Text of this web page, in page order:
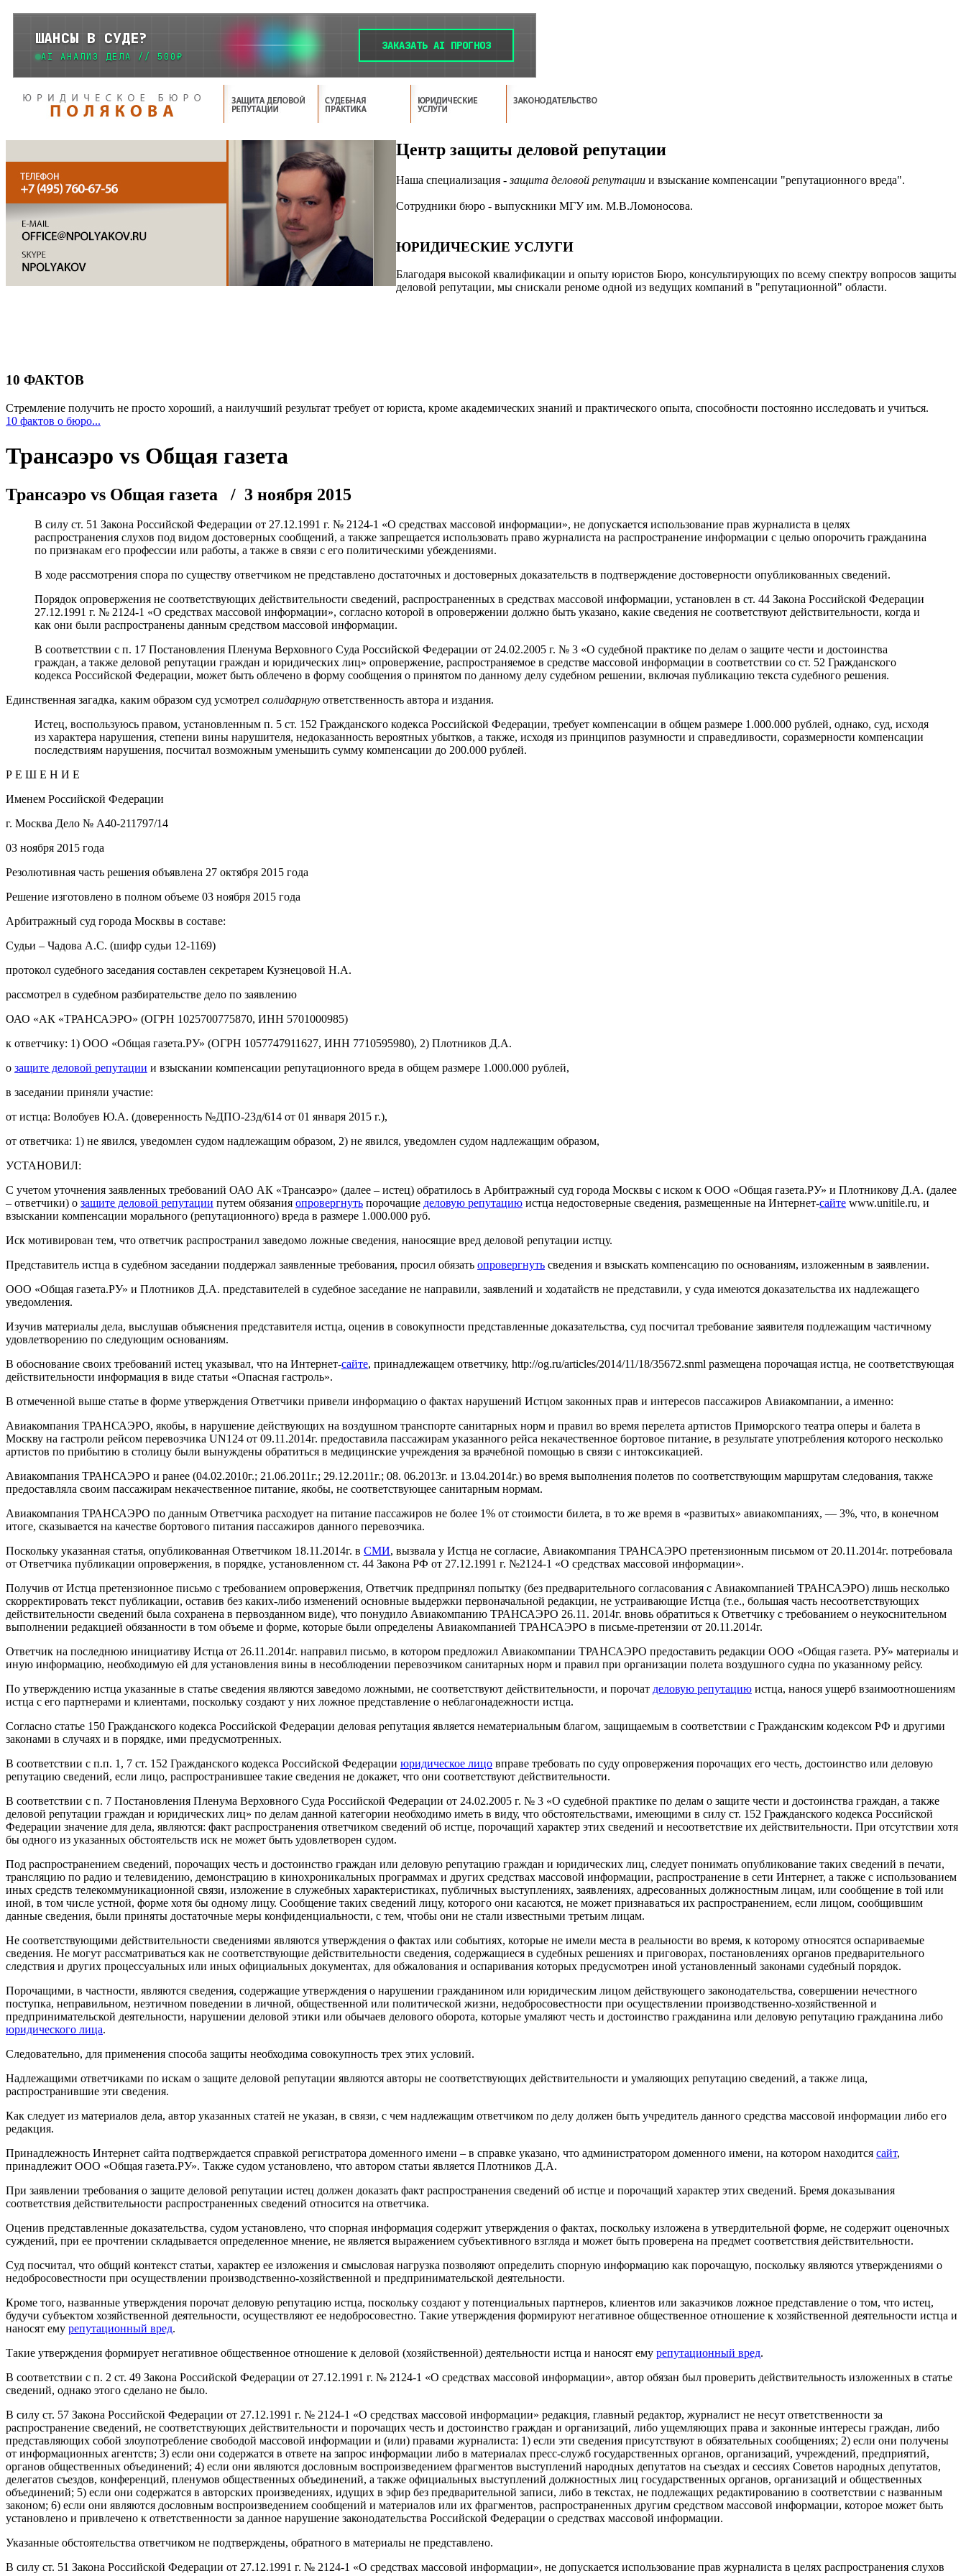
Центр защиты деловой репутации
Наша специализация -защита деловой репутации и взыскание компенсации "репутационного вреда".
Сотрудники бюро - выпускники МГУ им. М.В.Ломоносова.
ЮРИДИЧЕСКИЕ УСЛУГИ
Благодаря высокой квалификации и опыту юристов Бюро, консультирующих по всему спектру вопросов защиты
деловой репутации, мы снискали реноме одной из ведущих компаний в "репутационной" области.
10 ФАКТОВ
Стремление получить не просто хороший, а наилучший результат требует от юриста, кроме академических знаний и практического опыта, способности постоянно исследовать и учиться.
10 фактов о бюро...
Трансаэро vs Общая газета
Трансаэро vs Общая газета / 3 ноября 2015
В силу ст. 51 Закона Российской Федерации от 27.12.1991 г. № 2124-1 «О средствах массовой информации», не допускается использование прав журналиста в целях
распространения слухов под видом достоверных сообщений, а также запрещается использовать право журналиста на распространение информации с целью опорочить гражданина
по признакам его профессии или работы, а также в связи с его политическими убеждениями.
В ходе рассмотрения спора по существу ответчиком не представлено достаточных и достоверных доказательств в подтверждение достоверности опубликованных сведений.
Порядок опровержения не соответствующих действительности сведений, распространенных в средствах массовой информации, установлен в ст. 44 Закона Российской Федерации
27.12.1991 г. № 2124-1 «О средствах массовой информации», согласно которой в опровержении должно быть указано, какие сведения не соответствуют действительности, когда и
как они были распространены данным средством массовой информации.
В соответствии с п. 17 Постановления Пленума Верховного Суда Российской Федерации от 24.02.2005 г. № 3 «О судебной практике по делам о защите чести и достоинства
граждан, а также деловой репутации граждан и юридических лиц» опровержение, распространяемое в средстве массовой информации в соответствии со ст. 52 Гражданского
кодекса Российской Федерации, может быть облечено в форму сообщения о принятом по данному делу судебном решении, включая публикацию текста судебного решения.
Единственная загадка, каким образом суд усмотрел солидарную ответственность автора и издания.
Истец, воспользуюсь правом, установленным п. 5 ст. 152 Гражданского кодекса Российской Федерации, требует компенсации в общем размере 1.000.000 рублей, однако, суд, исходя
из характера нарушения, степени вины нарушителя, недоказанность вероятных убытков, а также, исходя из принципов разумности и справедливости, соразмерности компенсации
последствиям нарушения, посчитал возможным уменьшить сумму компенсации до 200.000 рублей.
Р Е Ш Е Н И Е
Именем Российской Федерации
г. Москва Дело № А40-211797/14
03 ноября 2015 года
Резолютивная часть решения объявлена 27 октября 2015 года
Решение изготовлено в полном объеме 03 ноября 2015 года
Арбитражный суд города Москвы в составе:
Судьи – Чадова А.С. (шифр судьи 12-1169)
протокол судебного заседания составлен секретарем Кузнецовой Н.А.
рассмотрел в судебном разбирательстве дело по заявлению
ОАО «АК «ТРАНСАЭРО» (ОГРН 1025700775870, ИНН 5701000985)
к ответчику: 1) ООО «Общая газета.РУ» (ОГРН 1057747911627, ИНН 7710595980), 2) Плотников Д.А.
о защите деловой репутации и взыскании компенсации репутационного вреда в общем размере 1.000.000 рублей,
в заседании приняли участие:
от истца: Волобуев Ю.А. (доверенность №ДПО-23д/614 от 01 января 2015 г.),
от ответчика: 1) не явился, уведомлен судом надлежащим образом, 2) не явился, уведомлен судом надлежащим образом,
УСТАНОВИЛ:
С учетом уточнения заявленных требований ОАО АК «Трансаэро» (далее – истец) обратилось в Арбитражный суд города Москвы с иском к ООО «Общая газета.РУ» и Плотникову Д.А. (далее
– ответчики) о защите деловой репутации путем обязания опровергнуть порочащие деловую репутацию истца недостоверные сведения, размещенные на Интернет-сайте www.unitile.ru, и
взыскании компенсации морального (репутационного) вреда в размере 1.000.000 руб.
Иск мотивирован тем, что ответчик распространил заведомо ложные сведения, наносящие вред деловой репутации истцу.
Представитель истца в судебном заседании поддержал заявленные требования, просил обязать опровергнуть сведения и взыскать компенсацию по основаниям, изложенным в заявлении.
ООО «Общая газета.РУ» и Плотников Д.А. представителей в судебное заседание не направили, заявлений и ходатайств не представили, у суда имеются доказательства их надлежащего
уведомления.
Изучив материалы дела, выслушав объяснения представителя истца, оценив в совокупности представленные доказательства, суд посчитал требование заявителя подлежащим частичному
удовлетворению по следующим основаниям.
В обоснование своих требований истец указывал, что на Интернет-сайте, принадлежащем ответчику, http://og.ru/articles/2014/11/18/35672.snml размещена порочащая истца, не соответствующая
действительности информация в виде статьи «Опасная гастроль».
В отмеченной выше статье в форме утверждения Ответчики привели информацию о фактах нарушений Истцом законных прав и интересов пассажиров Авиакомпании, а именно:
Авиакомпания ТРАНСАЭРО, якобы, в нарушение действующих на воздушном транспорте санитарных норм и правил во время перелета артистов Приморского театра оперы и балета в
Москву на гастроли рейсом перевозчика UN124 от 09.11.2014г. предоставила пассажирам указанного рейса некачественное бортовое питание, в результате употребления которого несколько
артистов по прибытию в столицу были вынуждены обратиться в медицинские учреждения за врачебной помощью в связи с интоксикацией.
Авиакомпания ТРАНСАЭРО и ранее (04.02.2010г.; 21.0б.2011г.; 29.12.2011г.; 08. 06.2013г. и 13.04.2014г.) во время выполнения полетов по соответствующим маршрутам следования, также
предоставляла своим пассажирам некачественное питание, якобы, не соответствующее санитарным нормам.
Авиакомпания ТРАНСАЭРО по данным Ответчика расходует на питание пассажиров не более 1% от стоимости билета, в то же время в «развитых» авиакомпаниях, — 3%, что, в конечном
итоге, сказывается на качестве бортового питания пассажиров данного перевозчика.
Поскольку указанная статья, опубликованная Ответчиком 18.11.2014г. в СМИ, вызвала у Истца не согласие, Авиакомпания ТРАНСАЭРО претензионным письмом от 20.11.2014г. потребовала
от Ответчика публикации опровержения, в порядке, установленном ст. 44 Закона РФ от 27.12.1991 г. №2124-1 «О средствах массовой информации».
Получив от Истца претензионное письмо с требованием опровержения, Ответчик предпринял попытку (без предварительного согласования с Авиакомпанией ТРАНСАЭРО) лишь несколько
скорректировать текст публикации, оставив без каких-либо изменений основные выдержки первоначальной редакции, не устраивающие Истца (т.е., большая часть несоответствующих
действительности сведений была сохранена в первозданном виде), что понудило Авиакомпанию ТРАНСАЭРО 26.11. 2014г. вновь обратиться к Ответчику с требованием о неукоснительном
выполнении редакцией обязанности в том объеме и форме, которые были определены Авиакомпанией ТРАНСАЭРО в письме-претензии от 20.11.2014г.
Ответчик на последнюю инициативу Истца от 26.11.2014г. направил письмо, в котором предложил Авиакомпании ТРАНСАЭРО предоставить редакции ООО «Общая газета. РУ» материалы и
иную информацию, необходимую ей для установления вины в несоблюдении перевозчиком санитарных норм и правил при организации полета воздушного судна по указанному рейсу.
По утверждению истца указанные в статье сведения являются заведомо ложными, не соответствуют действительности, и порочат деловую репутацию истца, нанося ущерб взаимоотношениям
истца с его партнерами и клиентами, поскольку создают у них ложное представление о неблагонадежности истца.
Согласно статье 150 Гражданского кодекса Российской Федерации деловая репутация является нематериальным благом, защищаемым в соответствии с Гражданским кодексом РФ и другими
законами в случаях и в порядке, ими предусмотренных.
В соответствии с п.п. 1, 7 ст. 152 Гражданского кодекса Российской Федерации юридическое лицо вправе требовать по суду опровержения порочащих его честь, достоинство или деловую
репутацию сведений, если лицо, распространившее такие сведения не докажет, что они соответствуют действительности.
В соответствии с п. 7 Постановления Пленума Верховного Суда Российской Федерации от 24.02.2005 г. № 3 «О судебной практике по делам о защите чести и достоинства граждан, а также
деловой репутации граждан и юридических лиц» по делам данной категории необходимо иметь в виду, что обстоятельствами, имеющими в силу ст. 152 Гражданского кодекса Российской
Федерации значение для дела, являются: факт распространения ответчиком сведений об истце, порочащий характер этих сведений и несоответствие их действительности. При отсутствии хотя
бы одного из указанных обстоятельств иск не может быть удовлетворен судом.
Под распространением сведений, порочащих честь и достоинство граждан или деловую репутацию граждан и юридических лиц, следует понимать опубликование таких сведений в печати,
трансляцию по радио и телевидению, демонстрацию в кинохроникальных программах и других средствах массовой информации, распространение в сети Интернет, а также с использованием
иных средств телекоммуникационной связи, изложение в служебных характеристиках, публичных выступлениях, заявлениях, адресованных должностным лицам, или сообщение в той или
иной, в том числе устной, форме хотя бы одному лицу. Сообщение таких сведений лицу, которого они касаются, не может признаваться их распространением, если лицом, сообщившим
данные сведения, были приняты достаточные меры конфиденциальности, с тем, чтобы они не стали известными третьим лицам.
Не соответствующими действительности сведениями являются утверждения о фактах или событиях, которые не имели места в реальности во время, к которому относятся оспариваемые
сведения. Не могут рассматриваться как не соответствующие действительности сведения, содержащиеся в судебных решениях и приговорах, постановлениях органов предварительного
следствия и других процессуальных или иных официальных документах, для обжалования и оспаривания которых предусмотрен иной установленный законами судебный порядок.
Порочащими, в частности, являются сведения, содержащие утверждения о нарушении гражданином или юридическим лицом действующего законодательства, совершении нечестного
поступка, неправильном, неэтичном поведении в личной, общественной или политической жизни, недобросовестности при осуществлении производственно-хозяйственной и
предпринимательской деятельности, нарушении деловой этики или обычаев делового оборота, которые умаляют честь и достоинство гражданина или деловую репутацию гражданина либо
юридического лица.
Следовательно, для применения способа защиты необходима совокупность трех этих условий.
Надлежащими ответчиками по искам о защите деловой репутации являются авторы не соответствующих действительности и умаляющих репутацию сведений, а также лица,
распространившие эти сведения.
Как следует из материалов дела, автор указанных статей не указан, в связи, с чем надлежащим ответчиком по делу должен быть учредитель данного средства массовой информации либо его
редакция.
Принадлежность Интернет сайта подтверждается справкой регистратора доменного имени – в справке указано, что администратором доменного имени, на котором находится сайт,
принадлежит ООО «Общая газета.РУ». Также судом установлено, что автором статьи является Плотников Д.А.
При заявлении требования о защите деловой репутации истец должен доказать факт распространения сведений об истце и порочащий характер этих сведений. Бремя доказывания
соответствия действительности распространенных сведений относится на ответчика.
Оценив представленные доказательства, судом установлено, что спорная информация содержит утверждения о фактах, поскольку изложена в утвердительной форме, не содержит оценочных
суждений, при ее прочтении складывается определенное мнение, не является выражением субъективного взгляда и может быть проверена на предмет соответствия действительности.
Суд посчитал, что общий контекст статьи, характер ее изложения и смысловая нагрузка позволяют определить спорную информацию как порочащую, поскольку являются утверждениями о
недобросовестности при осуществлении производственно-хозяйственной и предпринимательской деятельности.
Кроме того, названные утверждения порочат деловую репутацию истца, поскольку создают у потенциальных партнеров, клиентов или заказчиков ложное представление о том, что истец,
будучи субъектом хозяйственной деятельности, осуществляют ее недобросовестно. Такие утверждения формируют негативное общественное отношение к хозяйственной деятельности истца и
наносят ему репутационный вред.
Такие утверждения формирует негативное общественное отношение к деловой (хозяйственной) деятельности истца и наносят ему репутационный вред.
В соответствии с п. 2 ст. 49 Закона Российской Федерации от 27.12.1991 г. № 2124-1 «О средствах массовой информации», автор обязан был проверить действительность изложенных в статье
сведений, однако этого сделано не было.
В силу ст. 57 Закона Российской Федерации от 27.12.1991 г. № 2124-1 «О средствах массовой информации» редакция, главный редактор, журналист не несут ответственности за
распространение сведений, не соответствующих действительности и порочащих честь и достоинство граждан и организаций, либо ущемляющих права и законные интересы граждан, либо
представляющих собой злоупотребление свободой массовой информации и (или) правами журналиста: 1) если эти сведения присутствуют в обязательных сообщениях; 2) если они получены
от информационных агентств; 3) если они содержатся в ответе на запрос информации либо в материалах пресс-служб государственных органов, организаций, учреждений, предприятий,
органов общественных объединений; 4) если они являются дословным воспроизведением фрагментов выступлений народных депутатов на съездах и сессиях Советов народных депутатов,
делегатов съездов, конференций, пленумов общественных объединений, а также официальных выступлений должностных лиц государственных органов, организаций и общественных
объединений; 5) если они содержатся в авторских произведениях, идущих в эфир без предварительной записи, либо в текстах, не подлежащих редактированию в соответствии с названным
законом; 6) если они являются дословным воспроизведением сообщений и материалов или их фрагментов, распространенных другим средством массовой информации, которое может быть
установлено и привлечено к ответственности за данное нарушение законодательства Российской Федерации о средствах массовой информации.
Указанные обстоятельства ответчиком не подтверждены, обратного в материалы не представлено.
В силу ст. 51 Закона Российской Федерации от 27.12.1991 г. № 2124-1 «О средствах массовой информации», не допускается использование прав журналиста в целях распространения слухов